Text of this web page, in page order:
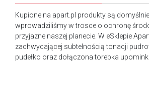
Kupione na apart.pl produkty są
wprowadziliśmy w trosce o ochronę
przyjazne naszej planecie. W eSklepie
zachwycającej subtelnością tonacji
pudełko oraz dołączona torebka